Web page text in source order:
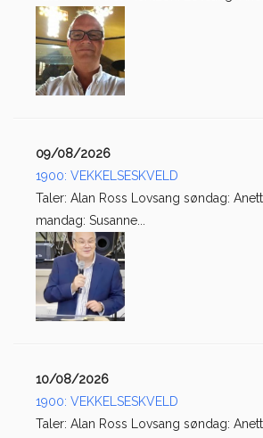
09/08/2026
1900: VEKKELSESKVELD
Taler: Alan Ross Lovsang søndag:
mandag: Susanne...
10/08/2026
1900: VEKKELSESKVELD
Taler: Alan Ross Lovsang søndag: